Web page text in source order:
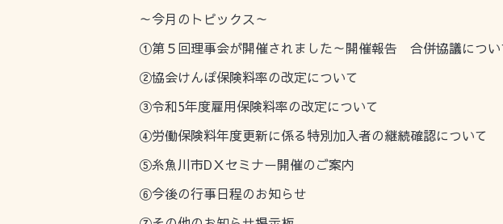
～今月のトピックス～
①第５回理事会が開催されました～開催報告 合併協議につい
②協会けんぽ保険料率の改定について
③令和5年度雇用保険料率の改定について
④労働保険料年度更新に係る特別加入者の継続確認について
⑤糸魚川市DＸセミナー開催のご案内
⑥今後の行事日程のお知らせ